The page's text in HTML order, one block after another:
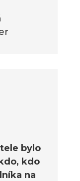
bylo
kdo
na